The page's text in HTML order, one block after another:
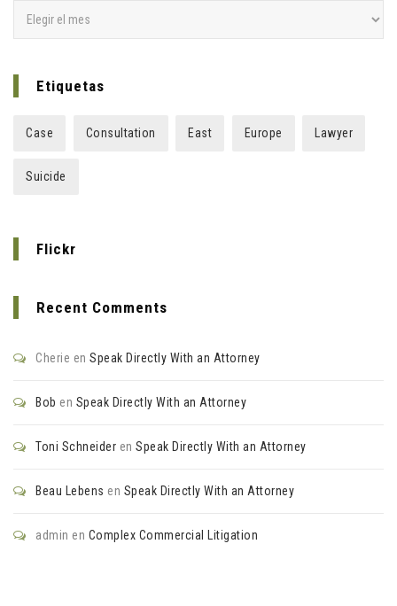
Etiquetas
Case Consultation East Europe Lawyer
Suicide
Flickr
Recent Comments
Cherie en Speak Directly With an Attorney
Bob en Speak Directly With an Attorney
Toni Schneider en Speak Directly With an Attorney
Beau Lebens en Speak Directly With an Attorney
admin en Complex Commercial Litigation